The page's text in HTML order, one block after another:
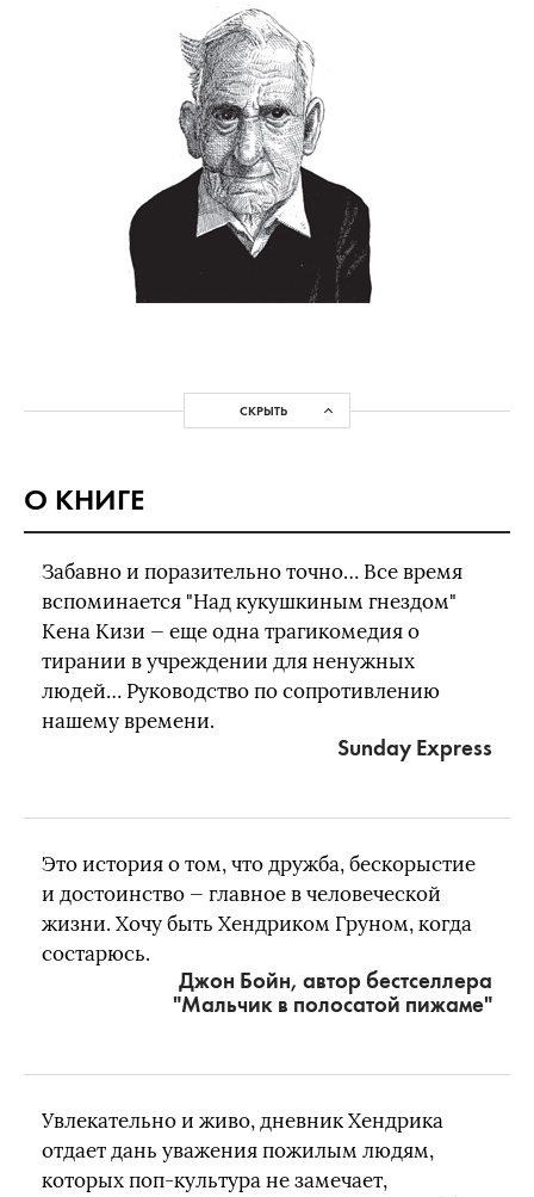
СКРЫТЬ
О КНИГЕ
Забавно и поразительно точно… Все время
вспоминается "Над кукушкиным гнездом"
Кена Кизи — еще одна трагикомедия о
тирании в учреждении для ненужных
людей… Руководство по сопротивлению
нашему времени.
Sunday Express
Это история о том, что дружба, бескорыстие
и достоинство — главное в человеческой
жизни. Хочу быть Хендриком Груном, когда
состарюсь.
Джон Бойн, автор бестселлера
"Мальчик в полосатой пижаме"
Увлекательно и живо, дневник Хендрика
отдает дань уважения пожилым людям,
которых поп-культура не замечает,